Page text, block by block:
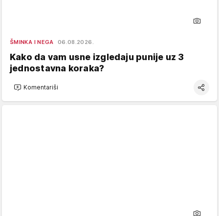
ŠMINKA I NEGA 06.08.2026.
Kako da vam usne izgledaju punije uz 3
jednostavna koraka?
Komentariši